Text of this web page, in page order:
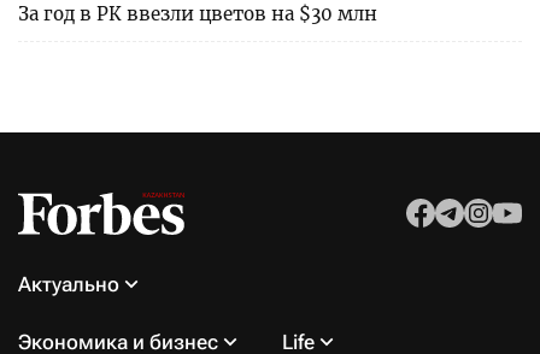
За год в РК ввезли цветов на $30 млн
Актуально
Экономика и бизнес Life